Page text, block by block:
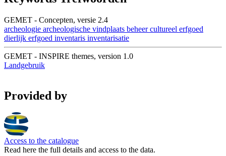
GEMET - Concepten, versie 2.4
archeologie archeologische vindplaats beheer cultureel erfgoed
dierlijk erfgoed inventaris inventarisatie
GEMET - INSPIRE themes, version 1.0
Landgebruik
Provided by
Access to the catalogue
Read here the full details and access to the data.